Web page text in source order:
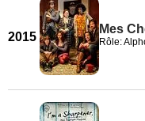
2015
Mes
Rôle: